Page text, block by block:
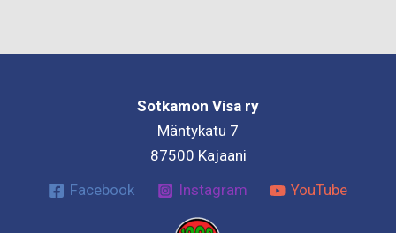
Sotkamon Visa ry
Mäntykatu 7
87500 Kajaani
Facebook
Instagram YouTube